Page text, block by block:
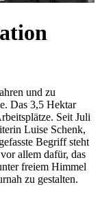
und zu
Das 3,5 Hektar
Seit Juli
Luise Schenk,
Begriff steht
allem dafür, das
freiem Himmel
zu gestalten.